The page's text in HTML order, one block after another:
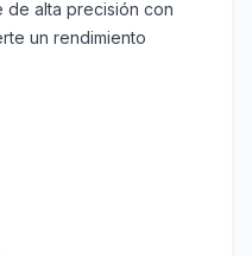
de alta precisión con
un rendimiento